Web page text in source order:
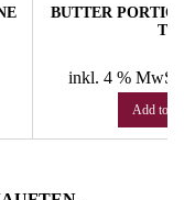
BUTTER
inkl. 4 %
Add to